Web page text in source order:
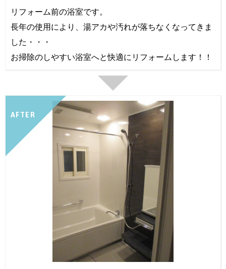
リフォーム前の浴室です。
長年の使用により、湯アカや汚れが落ちなくなってきま
した・・・
お掃除のしやすい浴室へと快適にリフォームします！！
AFTER